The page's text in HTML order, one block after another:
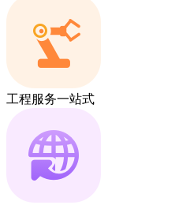
工程服务一站式